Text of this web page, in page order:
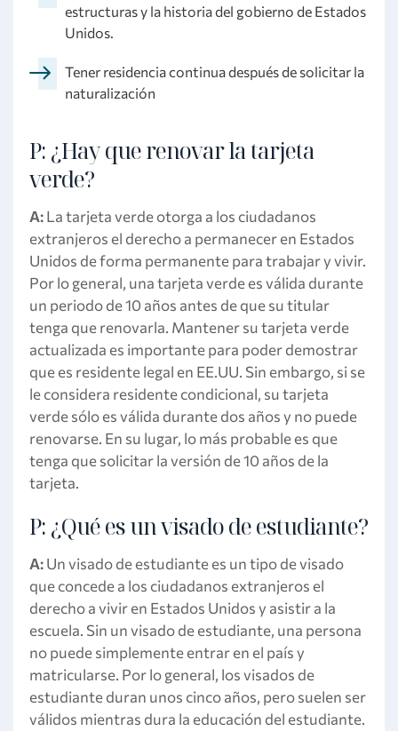
estructuras y la historia del gobierno de Estados
Unidos.
Tener residencia continua después de solicitar la
naturalización
P: ¿Hay que renovar la tarjeta
verde?
A:La tarjeta verde otorga a los ciudadanos
extranjeros el derecho a permanecer en Estados
Unidos de forma permanente para trabajar y vivir.
Por lo general, una tarjeta verde es válida durante
un periodo de 10 años antes de que su titular
tenga que renovarla. Mantener su tarjeta verde
actualizada es importante para poder demostrar
que es residente legal en EE.UU. Sin embargo, si se
le considera residente condicional, su tarjeta
verde sólo es válida durante dos años y no puede
renovarse. En su lugar, lo más probable es que
tenga que solicitar la versión de 10 años de la
tarjeta.
P: ¿Qué es un visado de estudiante?
A:Un visado de estudiante es un tipo de visado
que concede a los ciudadanos extranjeros el
derecho a vivir en Estados Unidos y asistir a la
escuela. Sin un visado de estudiante, una persona
no puede simplemente entrar en el país y
matricularse. Por lo general, los visados de
estudiante duran unos cinco años, pero suelen ser
válidos mientras dura la educación del estudiante.